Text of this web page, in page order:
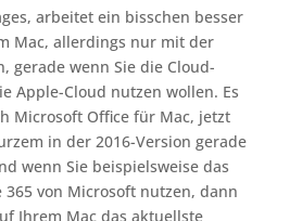
arbeitet ein bisschen besser
Mac, allerdings nur mit der
gerade wenn Sie die Cloud-
Apple-Cloud nutzen wollen. Es
Microsoft Office für Mac, jetzt
in der 2016-Version gerade
wenn Sie beispielsweise das
365 von Microsoft nutzen, dann
Ihrem Mac das aktuellste